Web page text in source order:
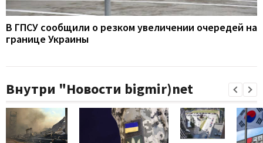
В ГПСУ сообщили о резком увеличении очередей на
границе Украины
Внутри "Новости bigmir)net